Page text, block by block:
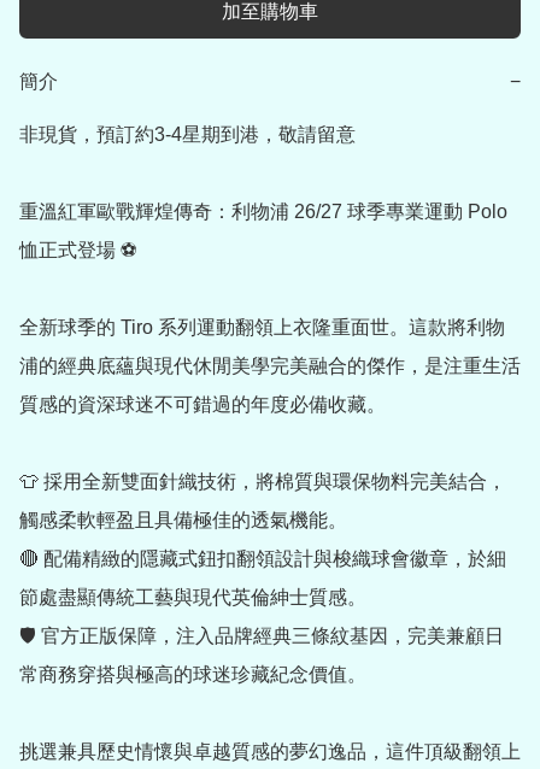
加至購物車
簡介 −
非現貨，預訂約3-4星期到港，敬請留意
重溫紅軍歐戰輝煌傳奇：利物浦 26/27 球季專業運動 Polo
恤正式登場 ⚽
全新球季的 Tiro 系列運動翻領上衣隆重面世。這款將利物
浦的經典底蘊與現代休閒美學完美融合的傑作，是注重生活
質感的資深球迷不可錯過的年度必備收藏。
👕 採用全新雙面針織技術，將棉質與環保物料完美結合，
觸感柔軟輕盈且具備極佳的透氣機能。
🔴 配備精緻的隱藏式鈕扣翻領設計與梭織球會徽章，於細
節處盡顯傳統工藝與現代英倫紳士質感。
🛡️ 官方正版保障，注入品牌經典三條紋基因，完美兼顧日
常商務穿搭與極高的球迷珍藏紀念價值。
挑選兼具歷史情懷與卓越質感的夢幻逸品，這件頂級翻領上